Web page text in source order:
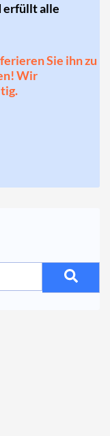
erfüllt alle
Sie ihn zu
Wir